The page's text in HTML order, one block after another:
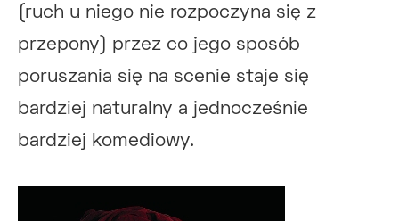
(ruch u niego nie rozpoczyna się z
przepony) przez co jego sposób
poruszania się na scenie staje się
bardziej naturalny a jednocześnie
bardziej komediowy.